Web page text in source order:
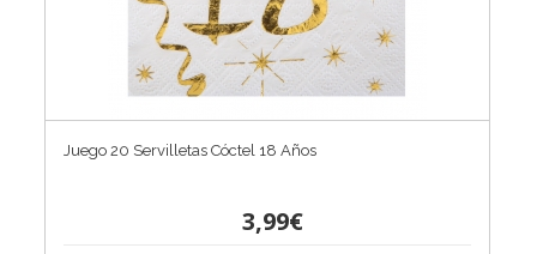
Juego 20 Servilletas Cóctel 18 Años
3,99€